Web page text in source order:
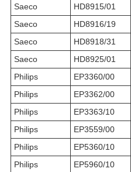
Saeco
HD8915/01
Saeco
HD8916/19
Saeco
HD8918/31
Saeco
HD8925/01
Philips
EP3360/00
Philips
EP3362/00
Philips
EP3363/10
Philips
EP3559/00
Philips
EP5360/10
Philips
EP5960/10